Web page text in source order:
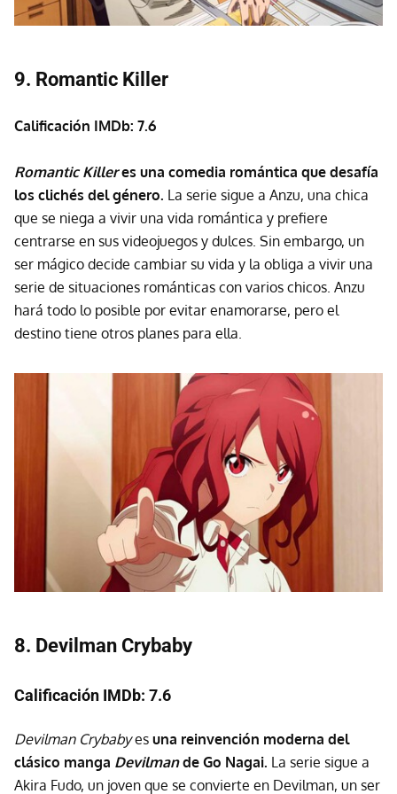
9. Romantic Killer
Calificación IMDb: 7.6
Romantic Killeres una comedia romántica que desafía
los clichés del género. La serie sigue a Anzu, una chica
que se niega a vivir una vida romántica y prefiere
centrarse en sus videojuegos y dulces. Sin embargo, un
ser mágico decide cambiar su vida y la obliga a vivir una
serie de situaciones románticas con varios chicos. Anzu
hará todo lo posible por evitar enamorarse, pero el
destino tiene otros planes para ella.
8. Devilman Crybaby
Calificación IMDb: 7.6
Devilman Crybabyes una reinvención moderna del
clásico manga Devilmande Go Nagai. La serie sigue a
Akira Fudo, un joven que se convierte en Devilman, un ser